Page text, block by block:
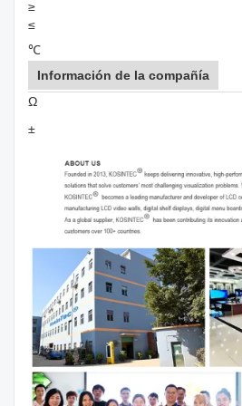
≥
≤
℃
Información de la compañía
Ω
±